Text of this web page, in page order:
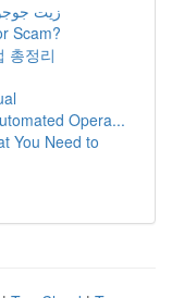
زيت
Scam?
총정리
Opera...
You Need to